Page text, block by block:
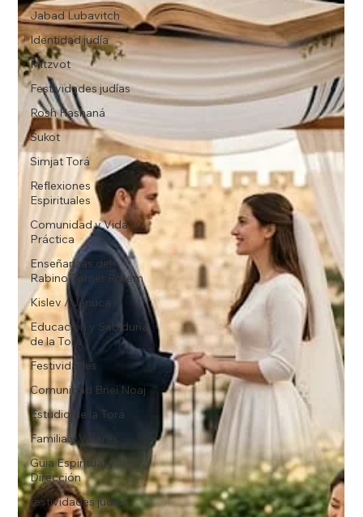
Jabad Lubavitch
Identidad judía
Mitzvot
Festividades judías
Rosh Hashaná
Sukot
Simjat Torá
Reflexiones
Espirituales
Comunidad y Vida
Práctica
Enseñanzas del
Rabino Tomer Rotem
Kislev / Jánuca
Educación y Sabiduría
de la Torá
Festividades
Comunidad Bnei Noaj
Estudio de la Torá
Familia y Valores
Guia Espiritual y
Dirección
festividades judias